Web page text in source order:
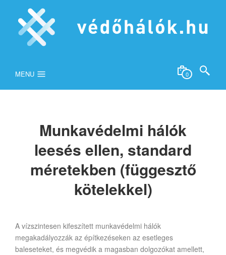
MENU 0
Munkavédelmi hálók
leesés ellen, standard
méretekben (függesztő
kötelekkel)
A vízszintesen kifeszített munkavédelmi hálók
megakadályozzák az építkezéseken az esetleges
baleseteket, és megvédik a magasban dolgozókat amellett,